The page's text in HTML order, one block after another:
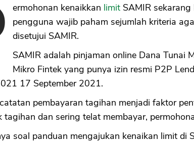
ermohonan kenaikkan limit SAMIR
pengguna wajib paham sejumlah kriteria
disetujui SAMIR.
SAMIR adalah pinjaman online Dana Tunai
Mikro Fintek yang punya izin resmi P2P
17 September 2021.
pembayaran tagihan menjadi faktor
tagihan dan sering telat membayar,
soal panduan mengajukan kenaikan limit di